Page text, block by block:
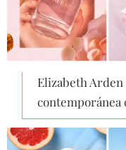
Elizabeth
contemporánea